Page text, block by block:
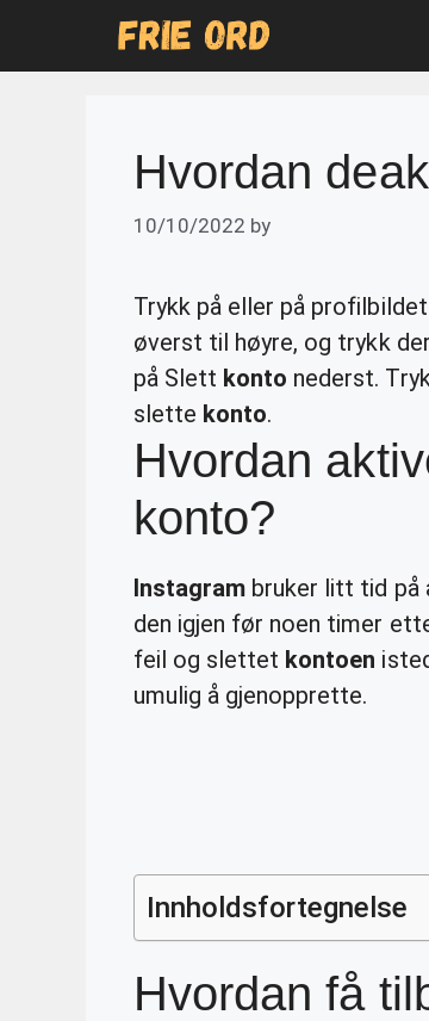
Hvordan
10/10/2022 by
Trykk på eller på
øverst til høyre, og trykk
på Slett konto nederst.
slette konto.
Hvordan
konto?
Instagram bruker litt tid på
den igjen før noen timer
feil og slettet kontoen
umulig å gjenopprette.
Innholdsfortegnelse
Hvordan få